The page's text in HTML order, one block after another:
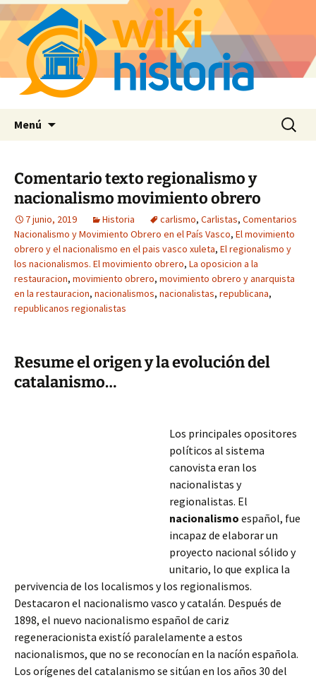
Menú Buscar:
Comentario texto regionalismo y
nacionalismo movimiento obrero
7 junio, 2019 Historia carlismo, Carlistas, Comentarios
Nacionalismo y Movimiento Obrero en el País Vasco, El movimiento
obrero y el nacionalismo en el pais vasco xuleta, El regionalismo y
los nacionalismos. El movimiento obrero, La oposicion a la
restauracion, movimiento obrero, movimiento obrero y anarquista
en la restauracion, nacionalismos, nacionalistas, republicana,
republicanos regionalistas
Resume el origen y la evolución del
catalanismo…
Los principales opositores
políticos al sistema
canovista eran los
nacionalistas y
regionalistas. El
nacionalismo español, fue
incapaz de elaborar un
proyecto nacional sólido y
unitario, lo que explica la
pervivencia de los localismos y los regionalismos.
Destacaron el nacionalismo vasco y catalán. Después de
1898, el nuevo nacionalismo español de cariz
regeneracionista existíó paralelamente a estos
nacionalismos, que no se reconocían en la nacíón española.
Los orígenes del catalanismo se sitúan en los años 30 del